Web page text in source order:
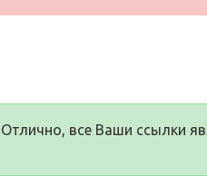
Отлично, все Ваши ссылки